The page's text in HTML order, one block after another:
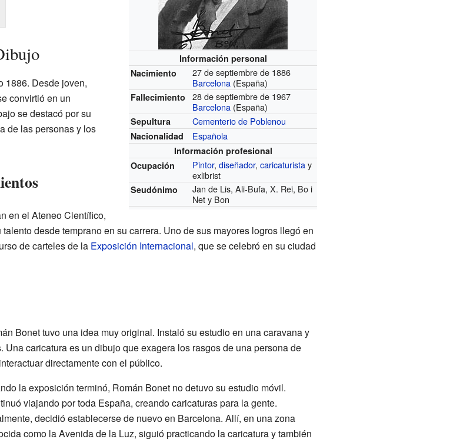
Información personal
Nacimiento
27 de septiembre de 1886
Barcelona (España)
Fallecimiento
28 de septiembre de 1967
Barcelona (España)
Sepultura Cementerio de Poblenou
Nacionalidad Española
Información profesional
Ocupación
Pintor,diseñador,caricaturistay
exlibrist
Seudónimo
Jan de Lis, Ali-Bufa, X. Rei, Bo i
Net y Bon
1886. Desde joven,
convirtió en un
se destacó por su
de las personas y los
en el Ateneo Científico,
desde temprano en su carrera. Uno de sus mayores logros llegó en
de carteles de la Exposición Internacional, que se celebró en su ciudad
Bonet tuvo una idea muy original. Instaló su estudio en una caravana y
caricatura es un dibujo que exagera los rasgos de una persona de
directamente con el público.
la exposición terminó, Román Bonet no detuvo su estudio móvil.
viajando por toda España, creando caricaturas para la gente.
decidió establecerse de nuevo en Barcelona. Allí, en una zona
como la Avenida de la Luz, siguió practicando la caricatura y también